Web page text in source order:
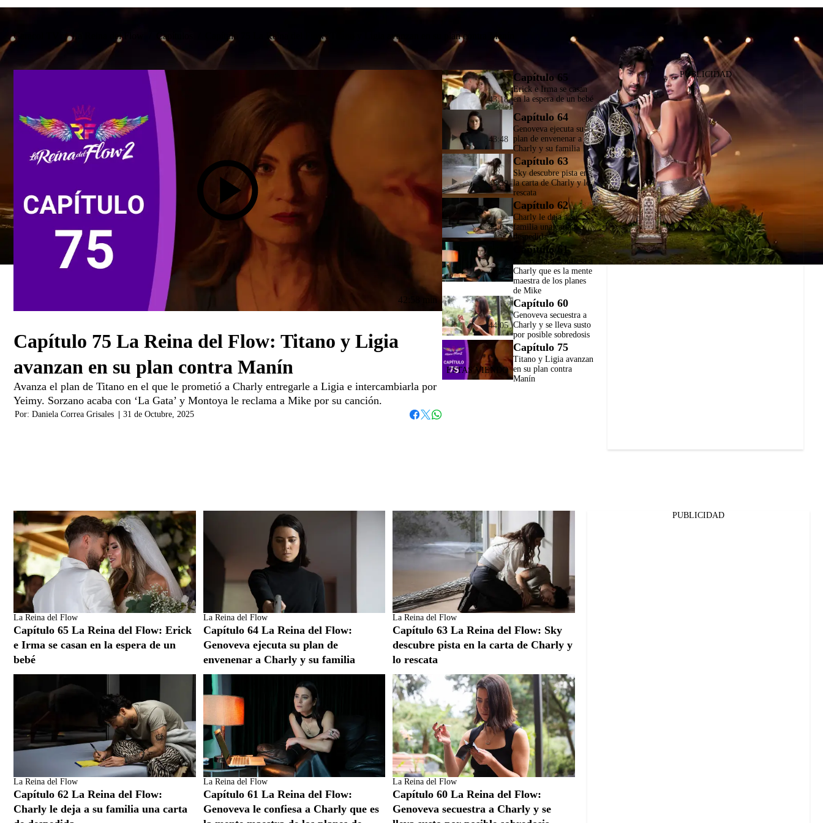
Caracol TV / La Reina del Flow Capítulos Capítulo 75 La Reina del Flow: Titano y Ligia avanzan en su plan contra Manín
42:58 min
Capítulo 75 La Reina del Flow: Titano y Ligia
avanzan en su plan contra Manín
Avanza el plan de Titano en el que le prometió a Charly entregarle a Ligia e intercambiarla por
Yeimy. Sorzano acaba con ‘La Gata’ y Montoya le reclama a Mike por su canción.
Por: Daniela Correa Grisales
31 de Octubre, 2025
43:18
Capítulo 65
Erick e Irma se casan
en la espera de un bebé
43:48
Capítulo 64
Genoveva ejecuta su
plan de envenenar a
Charly y su familia
43:39
Capítulo 63
Sky descubre pista en
la carta de Charly y lo
rescata
44:04
Capítulo 62
Charly le deja a su
familia una carta de
despedida
43:57
Capítulo 61
Genoveva le confiesa a
Charly que es la mente
maestra de los planes
de Mike
44:05
Capítulo 60
Genoveva secuestra a
Charly y se lleva susto
por posible sobredosis
Capítulo 75
Titano y Ligia avanzan
en su plan contra
Manín
PUBLICIDAD
La Reina del Flow
Capítulo 65 La Reina del Flow: Erick
e Irma se casan en la espera de un
bebé
La Reina del Flow
Capítulo 64 La Reina del Flow:
Genoveva ejecuta su plan de
envenenar a Charly y su familia
La Reina del Flow
Capítulo 63 La Reina del Flow: Sky
descubre pista en la carta de Charly y
lo rescata
La Reina del Flow
Capítulo 62 La Reina del Flow:
Charly le deja a su familia una carta
La Reina del Flow
Capítulo 61 La Reina del Flow:
Genoveva le confiesa a Charly que es
La Reina del Flow
Capítulo 60 La Reina del Flow:
Genoveva secuestra a Charly y se
PUBLICIDAD